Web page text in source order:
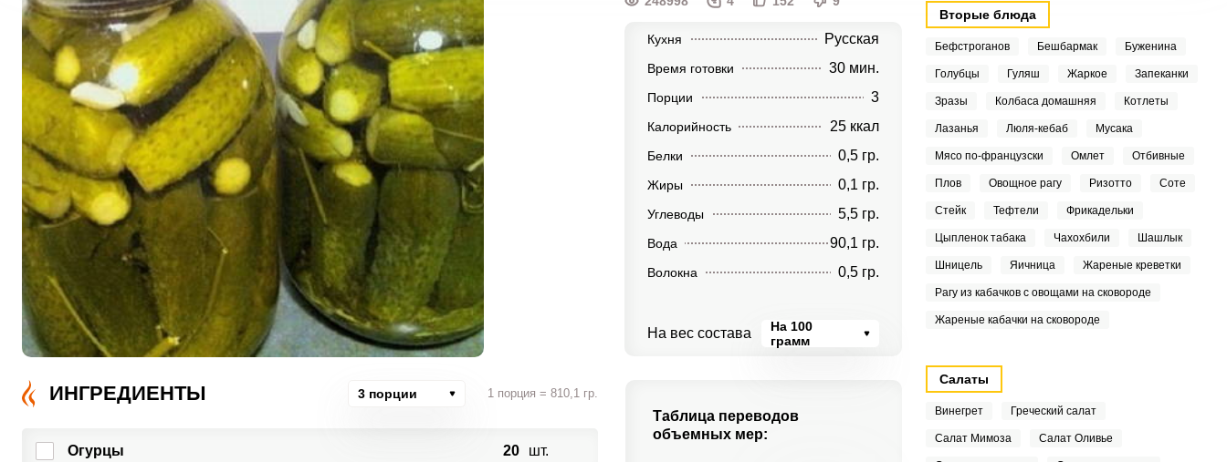
Кухня Русская
Время готовки 30 мин.
Порции 3
Калорийность 25 ккал
Белки 0,5 гр.
Жиры 0,1 гр.
Углеводы 5,5 гр.
Вода 90,1 гр.
Волокна 0,5 гр.
На вес состава
На 100
грамм
ИНГРЕДИЕНТЫ 3 порции 1 порция = 810,1 гр.
Огурцы 20 шт.
Таблица переводов
объемных мер:
Вторые блюда
Бефстроганов Бешбармак Буженина
Голубцы Гуляш Жаркое Запеканки
Зразы Колбаса домашняя Котлеты
Лазанья Люля-кебаб Мусака
Мясо по-французски Омлет Отбивные
Плов Овощное рагу Ризотто Соте
Стейк Тефтели Фрикадельки
Цыпленок табака Чахохбили Шашлык
Шницель Яичница Жареные креветки
Рагу из кабачков с овощами на сковороде
Жареные кабачки на сковороде
Салаты
Винегрет Греческий салат
Салат Мимоза Салат Оливье